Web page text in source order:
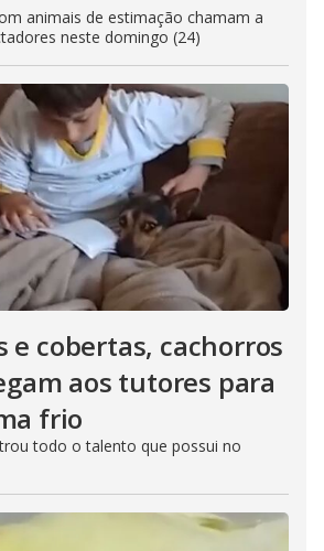
animais de estimação chamam a
neste domingo (24)
e cobertas, cachorros
aos tutores para
frio
todo o talento que possui no